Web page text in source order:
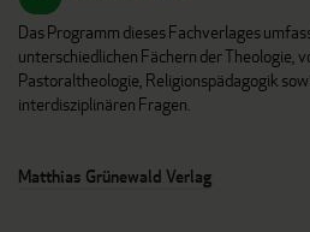
Das Programm dieses Fachverlages
unterschiedlichen Fächern der Theologie,
Pastoraltheologie, Religionspädagogik
interdisziplinären Fragen.
Matthias Grünewald Verlag